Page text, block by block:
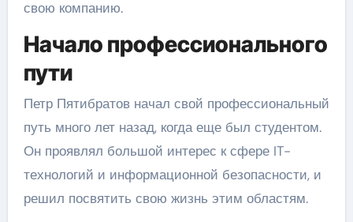
свою компанию.
Начало профессионального
пути
Петр Пятибратов начал свой профессиональный
путь много лет назад, когда еще был студентом.
Он проявлял большой интерес к сфере IT-
технологий и информационной безопасности, и
решил посвятить свою жизнь этим областям.